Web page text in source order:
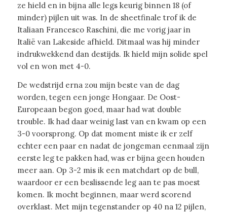
ze hield en in bijna alle legs keurig binnen 18 (of
minder) pijlen uit was. In de sheetfinale trof ik de
Italiaan Francesco Raschini, die me vorig jaar in
Italië van Lakeside afhield. Ditmaal was hij minder
indrukwekkend dan destijds. Ik hield mijn solide spel
vol en won met 4-0.
De wedstrijd erna zou mijn beste van de dag
worden, tegen een jonge Hongaar. De Oost-
Europeaan begon goed, maar had wat double
trouble. Ik had daar weinig last van en kwam op een
3-0 voorsprong. Op dat moment miste ik er zelf
echter een paar en nadat de jongeman eenmaal zijn
eerste leg te pakken had, was er bijna geen houden
meer aan. Op 3-2 mis ik een matchdart op de bull,
waardoor er een beslissende leg aan te pas moest
komen. Ik mocht beginnen, maar werd scorend
overklast. Met mijn tegenstander op 40 na 12 pijlen,